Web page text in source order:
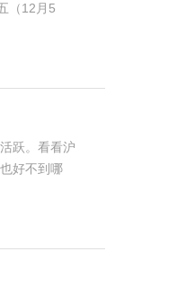
（12月5
跃。看看沪
好不到哪
武纪...